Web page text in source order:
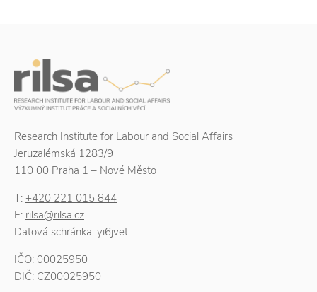
Research Institute for Labour and Social Affairs
Jeruzalémská 1283/9
110 00 Praha 1 – Nové Město
T: +420 221 015 844
E: rilsa@rilsa.cz
Datová schránka: yi6jvet
IČO: 00025950
DIČ: CZ00025950